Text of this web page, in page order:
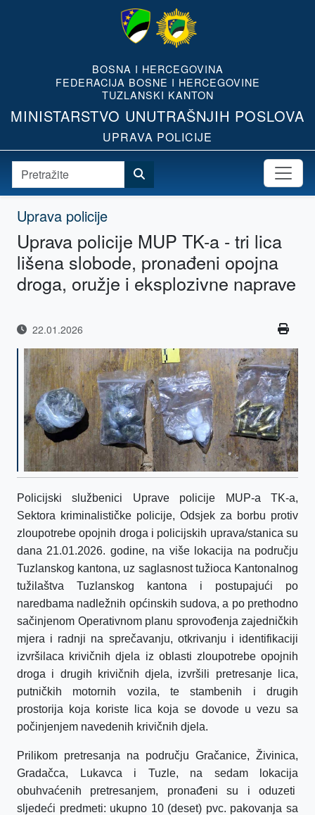
BOSNA I HERCEGOVINA
FEDERACIJA BOSNE I HERCEGOVINE
TUZLANSKI KANTON
MINISTARSTVO UNUTRAŠNJIH POSLOVA
UPRAVA POLICIJE
Uprava policije
Uprava policije MUP TK-a - tri lica
lišena slobode, pronađeni opojna
droga, oružje i eksplozivne naprave
22.01.2026
Policijski službenici Uprave policije MUP-a TK-a,
Sektora kriminalističke policije, Odsjek za borbu protiv
zloupotrebe opojnih droga i policijskih uprava/stanica su
dana 21.01.2026. godine, na više lokacija na području
Tuzlanskog kantona, uz saglasnost tužioca Kantonalnog
tužilaštva Tuzlanskog kantona i postupajući po
naredbama nadležnih općinskih sudova, a po prethodno
sačinjenom Operativnom planu sprovođenja zajedničkih
mjera i radnji na sprečavanju, otkrivanju i identifikaciji
izvršilaca krivičnih djela iz oblasti zloupotrebe opojnih
droga i drugih krivičnih djela, izvršili pretresanje lica,
putničkih motornih vozila, te stambenih i drugih
prostorija koja koriste lica koja se dovode u vezu sa
počinjenjem navedenih krivičnih djela.
Prilikom pretresanja na području Gračanice, Živinica,
Gradačca, Lukavca i Tuzle, na sedam lokacija
obuhvaćenih pretresanjem, pronađeni su i oduzeti
sljedeći predmeti: ukupno 10 (deset) pvc. pakovanja sa